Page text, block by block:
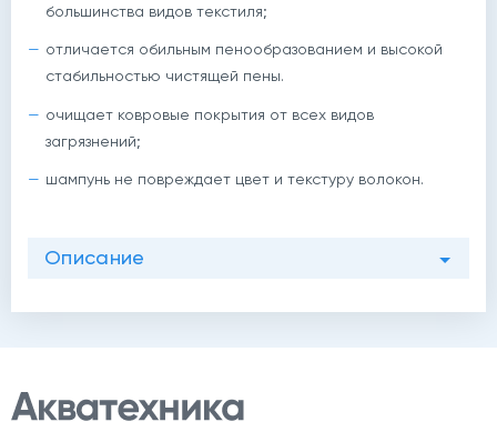
большинства видов текстиля;
отличается обильным пенообразованием и высокой
стабильностью чистящей пены.
очищает ковровые покрытия от всех видов
загрязнений;
шампунь не повреждает цвет и текстуру волокон.
Описание